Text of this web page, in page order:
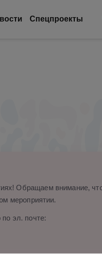
Спецпроекты
Обращаем внимание,
мероприятии.
эл. почте: